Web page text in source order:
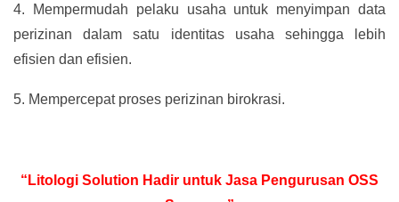
4.
Mempermudah pelaku usaha untuk menyimpan data
perizinan dalam satu identitas usaha sehingga lebih
efisien dan efisien.
5. Mempercepat proses perizinan birokrasi.
“Litologi Solution Hadir untuk Jasa Pengurusan OSS